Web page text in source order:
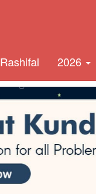
Rashifal 2026